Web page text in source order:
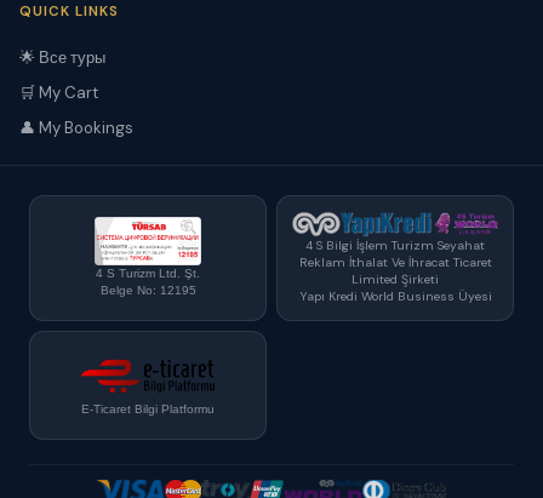
QUICK LINKS
🌟 Все туры
🛒 My Cart
👤 My Bookings
4 S Turizm Ltd. Şt.
Belge No: 12195
4 S Bilgi İşlem Turizm Seyahat
Reklam İthalat Ve İhracat Ticaret
Limited Şirketi
Yapı Kredi World Business Üyesi
E-Ticaret Bilgi Platformu